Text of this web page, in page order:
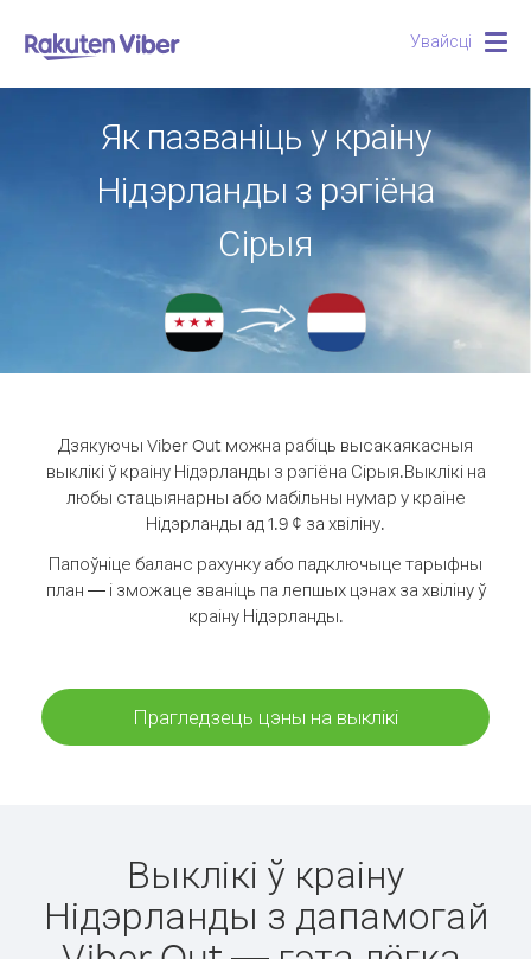
Увайсці
Як пазваніць у краіну
Нідэрланды з рэгіёна
Сірыя
Дзякуючы Viber Out можна рабіць высакаякасныя
выклікі ў краіну Нідэрланды з рэгіёна Сірыя.Выклікі на
любы стацыянарны або мабільны нумар у краіне
Нідэрланды ад 1.9 ¢ за хвіліну.
Папоўніце баланс рахунку або падключыце тарыфны
план — і зможаце званіць па лепшых цэнах за хвіліну ў
краіну Нідэрланды.
Прагледзець цэны на выклікі
Выклікі ў краіну
Нідэрланды з дапамогай